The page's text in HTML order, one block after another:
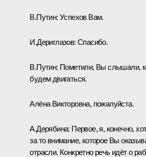
В.Путин: Успехов Вам.
И.Дериглазов: Спасибо.
В.Путин: Пометили, Вы слышали,
будем двигаться.
Алёна Викторовна, пожалуйста.
А.Дерябина: Первое, я, конечно,
за то внимание, которое Вы
отрасли. Конкретно речь идёт о